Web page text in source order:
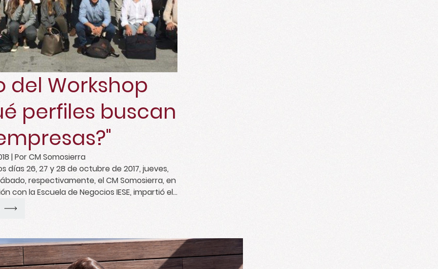
del Workshop
perfiles buscan
| Por CM Somosierra
días 26, 27 y 28 de octubre de 2017, jueves,
respectivamente, el CM Somosierra, en
con la Escuela de Negocios IESE, impartió el
"¿Qué perfiles buscan las empresas?" dirigido